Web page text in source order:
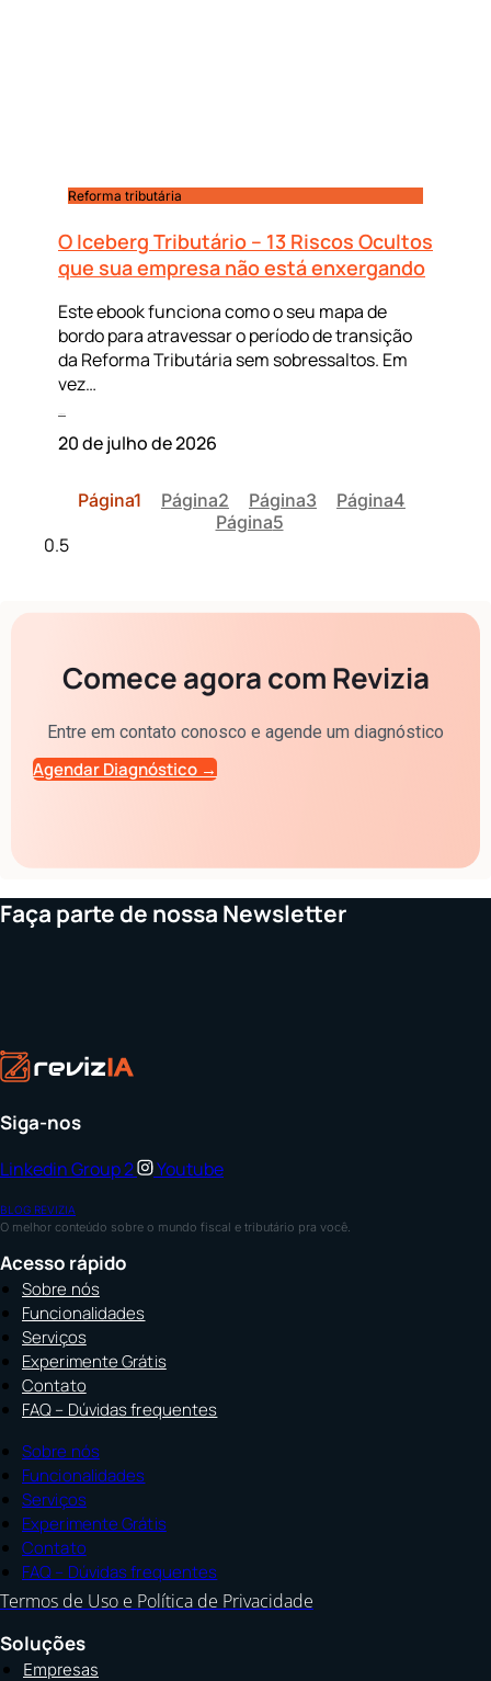
Reforma tributária
O Iceberg Tributário – 13 Riscos Ocultos
que sua empresa não está enxergando
Este ebook funciona como o seu mapa de
bordo para atravessar o período de transição
da Reforma Tributária sem sobressaltos. Em
vez…
20 de julho de 2026
Página1 Página2 Página3 Página4
Página5
Comece agora com Revizia
Entre em contato conosco e agende um diagnóstico
Agendar Diagnóstico →
Faça parte de nossa Newsletter
Siga-nos
LinkedinGroup 2 Youtube
BLOG REVIZIA
O melhor conteúdo sobre o mundo fiscal e tributário pra você.
Acesso rápido
Sobre nós
Funcionalidades
Serviços
Experimente Grátis
Contato
FAQ – Dúvidas frequentes
Sobre nós
Funcionalidades
Serviços
Experimente Grátis
Contato
FAQ – Dúvidas frequentes
Termos de Uso e Política de Privacidade
Soluções
Empresas